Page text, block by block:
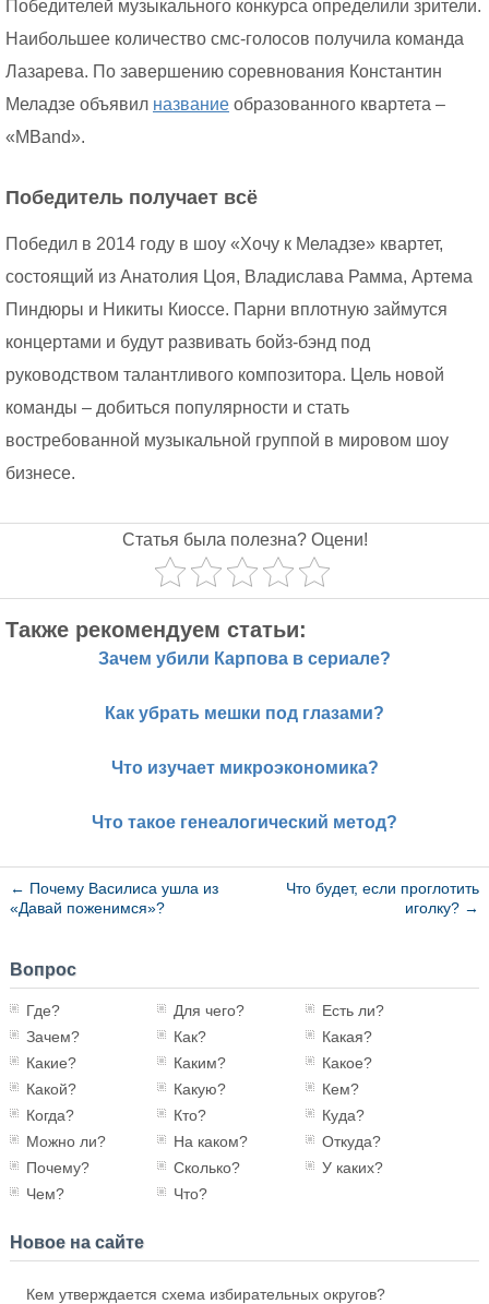
Победителей музыкального конкурса определили зрители.
Наибольшее количество смс-голосов получила команда
Лазарева. По завершению соревнования Константин
Меладзе объявил название образованного квартета –
«МBand».
Победитель получает всё
Победил в 2014 году в шоу «Хочу к Меладзе» квартет,
состоящий из Анатолия Цоя, Владислава Рамма, Артема
Пиндюры и Никиты Киоссе. Парни вплотную займутся
концертами и будут развивать бойз-бэнд под
руководством талантливого композитора. Цель новой
команды – добиться популярности и стать
востребованной музыкальной группой в мировом шоу
бизнесе.
Статья была полезна? Оцени!
Также рекомендуем статьи:
Зачем убили Карпова в сериале?
Как убрать мешки под глазами?
Что изучает микроэкономика?
Что такое генеалогический метод?
← Почему Василиса ушла из
«Давай поженимся»?
Что будет, если проглотить
иголку? →
Вопрос
Где? Для чего?
Есть ли?
Зачем?
Как?
Какая?
Какие?
Каким?
Какое?
Какой?
Какую?
Кем?
Когда?
Кто?
Куда?
Можно ли?
На каком?
Откуда?
Почему?
Сколько?
У каких?
Чем?
Что?
Новое на сайте
Кем утверждается схема избирательных округов?